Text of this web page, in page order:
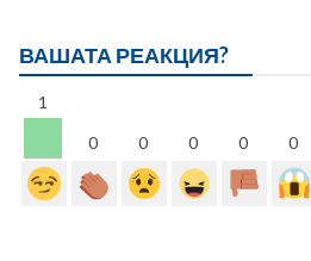
ВАШАТА РЕАКЦИЯ?
1
0
0 0 0 0